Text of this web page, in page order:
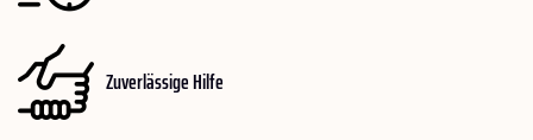
Zuverlässige Hilfe